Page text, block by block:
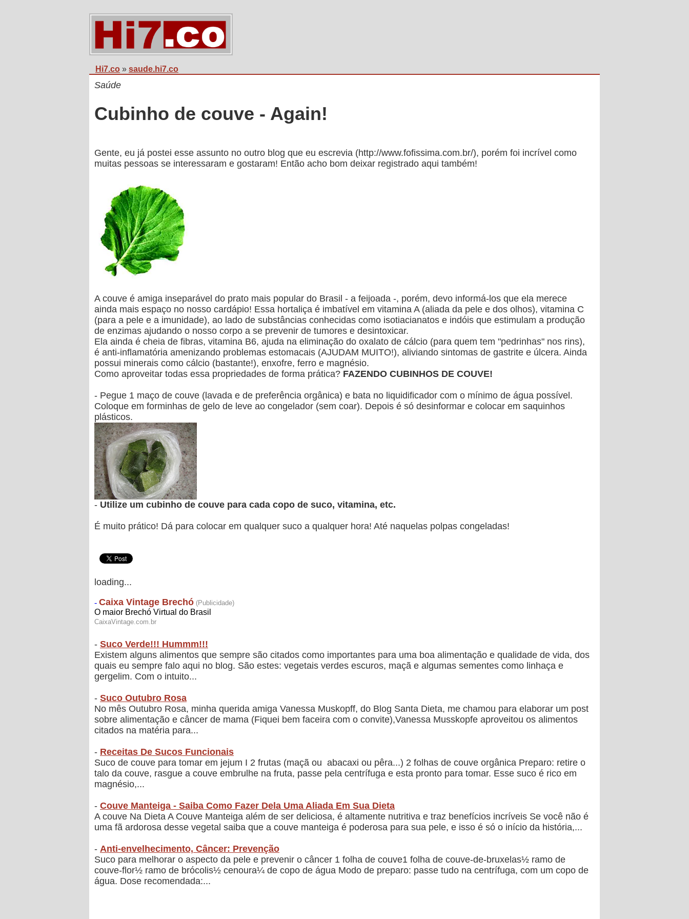
Hi7.co » saude.hi7.co
Saúde
Cubinho de couve - Again!
Gente, eu já postei esse assunto no outro blog que eu escrevia (http://www.fofissima.com.br/), porém foi incrível como
muitas pessoas se interessaram e gostaram! Então acho bom deixar registrado aqui também!
A couve é amiga inseparável do prato mais popular do Brasil - a feijoada -, porém, devo informá-los que ela merece
ainda mais espaço no nosso cardápio! Essa hortaliça é imbatível em vitamina A (aliada da pele e dos olhos), vitamina C
(para a pele e a imunidade), ao lado de substâncias conhecidas como isotiacianatos e indóis que estimulam a produção
de enzimas ajudando o nosso corpo a se prevenir de tumores e desintoxicar.
Ela ainda é cheia de fibras, vitamina B6, ajuda na eliminação do oxalato de cálcio (para quem tem "pedrinhas" nos rins),
é anti-inflamatória amenizando problemas estomacais (AJUDAM MUITO!), aliviando sintomas de gastrite e úlcera. Ainda
possui minerais como cálcio (bastante!), enxofre, ferro e magnésio.
Como aproveitar todas essa propriedades de forma prática? FAZENDO CUBINHOS DE COUVE!
- Pegue 1 maço de couve (lavada e de preferência orgânica) e bata no liquidificador com o mínimo de água possível.
Coloque em forminhas de gelo de leve ao congelador (sem coar). Depois é só desinformar e colocar em saquinhos
plásticos.
- Utilize um cubinho de couve para cada copo de suco, vitamina, etc.
É muito prático! Dá para colocar em qualquer suco a qualquer hora! Até naquelas polpas congeladas!
loading...
- Suco Verde!!! Hummm!!!
Existem alguns alimentos que sempre são citados como importantes para uma boa alimentação e qualidade de vida, dos
quais eu sempre falo aqui no blog. São estes: vegetais verdes escuros, maçã e algumas sementes como linhaça e
gergelim. Com o intuito...
- Suco Outubro Rosa
No mês Outubro Rosa, minha querida amiga Vanessa Muskopff, do Blog Santa Dieta, me chamou para elaborar um post
sobre alimentação e câncer de mama (Fiquei bem faceira com o convite),Vanessa Musskopfe aproveitou os alimentos
citados na matéria para...
- Receitas De Sucos Funcionais
Suco de couve para tomar em jejum I 2 frutas (maçã ou abacaxi ou pêra...) 2 folhas de couve orgânica Preparo: retire o
talo da couve, rasgue a couve embrulhe na fruta, passe pela centrífuga e esta pronto para tomar. Esse suco é rico em
magnésio,...
- Couve Manteiga - Saiba Como Fazer Dela Uma Aliada Em Sua Dieta
A couve Na Dieta A Couve Manteiga além de ser deliciosa, é altamente nutritiva e traz benefícios incríveis Se você não é
uma fã ardorosa desse vegetal saiba que a couve manteiga é poderosa para sua pele, e isso é só o início da história,...
- Anti-envelhecimento, Câncer: Prevenção
Suco para melhorar o aspecto da pele e prevenir o câncer 1 folha de couve1 folha de couve-de-bruxelas½ ramo de
couve-flor½ ramo de brócolis½ cenoura¼ de copo de água Modo de preparo: passe tudo na centrífuga, com um copo de
água. Dose recomendada:...